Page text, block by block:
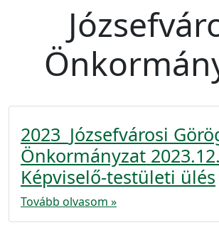
2023_Józsefvárosi
Önkormányzat
Képviselő-testületi ülés
Tovább olvasom »